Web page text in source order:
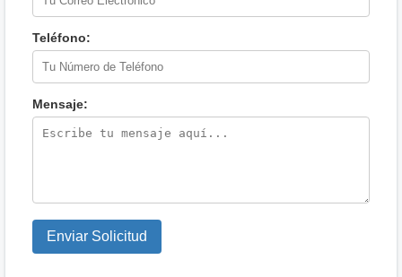
Teléfono:
Mensaje:
Enviar Solicitud